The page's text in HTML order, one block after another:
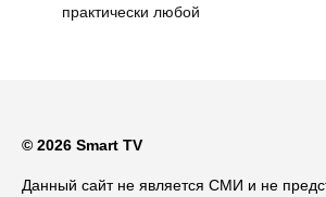
практически любой
© 2026 Smart TV
Данный сайт не является СМИ и не